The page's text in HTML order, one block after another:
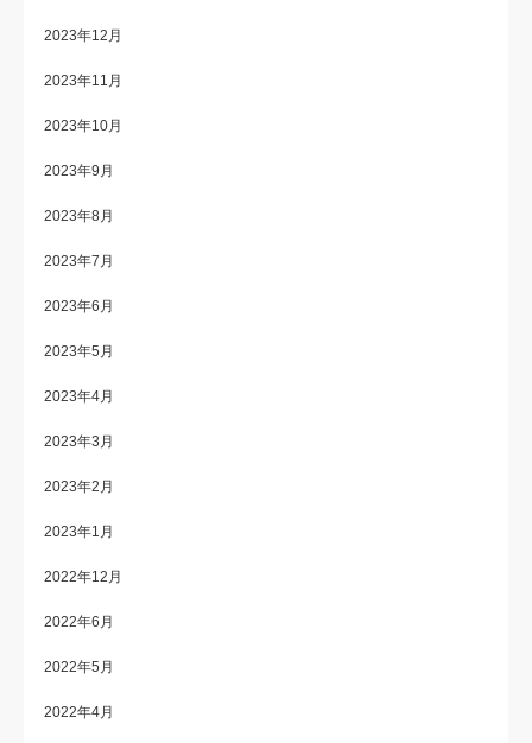
2023年12月
2023年11月
2023年10月
2023年9月
2023年8月
2023年7月
2023年6月
2023年5月
2023年4月
2023年3月
2023年2月
2023年1月
2022年12月
2022年6月
2022年5月
2022年4月